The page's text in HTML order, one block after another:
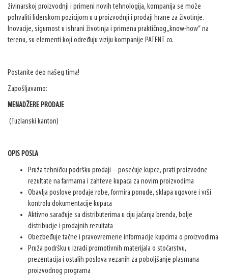
živinarskoj proizvodnji i primeni novih tehnologija, kompanija se može
pohvaliti liderskom pozicijom u u proizvodnji i prodaji hrane za životinje.
Inovacije, sigurnost u ishrani životinja i primena praktičnog „know-how“ na
terenu, su elementi koji određuju viziju kompanije PATENT co.
Postanite deo našeg tima!
Zapošljavamo:
MENADŽERE PRODAJE
(Tuzlanski kanton)
OPIS POSLA
Pruža tehničku podršku prodaji – posećuje kupce, prati proizvodne
rezultate na farmama i zahteve kupaca za novim proizvodima
Obavlja poslove prodaje robe, formira ponude, sklapa ugovore i vrši
kontrolu dokumentacije kupaca
Aktivno sarađuje sa distributerima u ciju jačanja brenda, bolje
distribucije i prodajnih rezultata
Obezbeđuje tačne i pravovremene informacije kupcima o proizvodima
Pruža podršku u izradi promotivnih materijala o stočarstvu,
prezentacija i ostalih poslova vezanih za poboljšanje plasmana
proizvodnog programa